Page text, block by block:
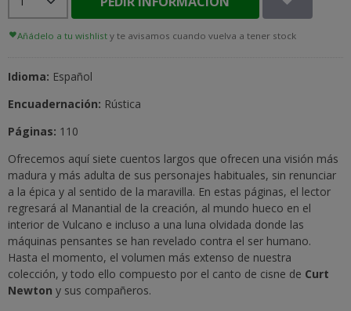
Añádelo a tu wishlist y te avisamos cuando vuelva a tener stock
Idioma: Español
Encuadernación: Rústica
Páginas: 110
Ofrecemos aquí siete cuentos largos que ofrecen una visión más
madura y más adulta de sus personajes habituales, sin renunciar
a la épica y al sentido de la maravilla. En estas páginas, el lector
regresará al Manantial de la creación, al mundo hueco en el
interior de Vulcano e incluso a una luna olvidada donde las
máquinas pensantes se han revelado contra el ser humano.
Hasta el momento, el volumen más extenso de nuestra
colección, y todo ello compuesto por el canto de cisne de Curt
Newton y sus compañeros.